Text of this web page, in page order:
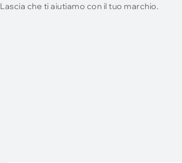
Lascia che ti aiutiamo con il tuo marchio.